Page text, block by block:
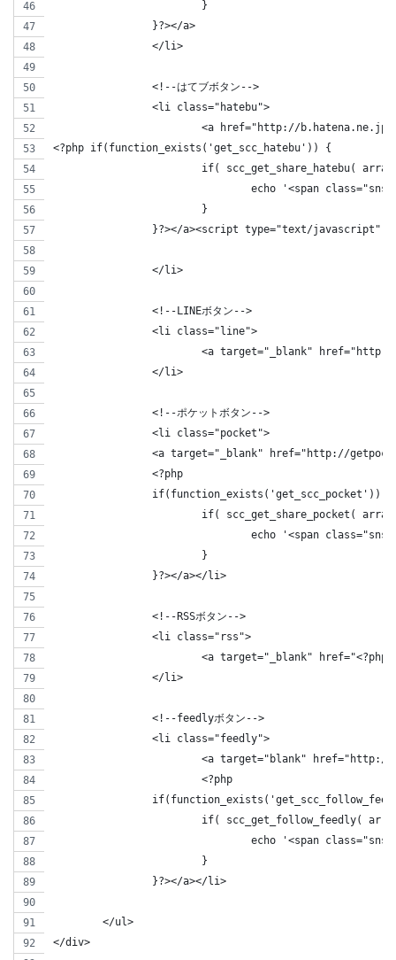
			}
		}?></a>
		</li>
		<!--はてブボタン-->
		<li class="hatebu">
<a href="http://
<?php if(function_exists('get_scc_hatebu')) {
if( scc_get_share_hatebu(
echo '<span
			}
}?></a><script type="text/
		</li>
		<!--LINEボタン-->
		<li class="line">
<a target="_blank"
		</li>
		<!--ポケットボタン-->
		<li class="pocket">
<a target="_blank" href="http://
		<?php
if(function_exists('get_scc_pocket'))
if( scc_get_share_pocket(
echo '<span
			}
		}?></a></li>
		<!--RSSボタン-->
		<li class="rss">
<a target="_blank"
		</li>
		<!--feedlyボタン-->
		<li class="feedly">
<a target="blank"
			<?php
if( scc_get_follow_feedly(
echo '<span
			}
		}?></a></li>
	</ul>